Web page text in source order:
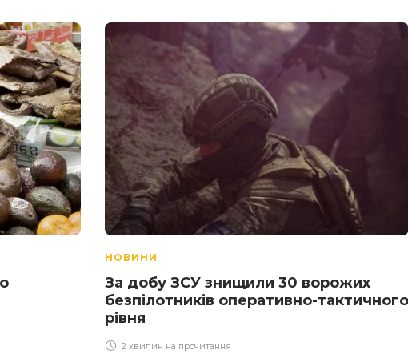
НОВИНИ
За добу ЗСУ знищили 30 ворожих
безпілотників оперативно-тактичного
рівня
2 хвилин на прочитання